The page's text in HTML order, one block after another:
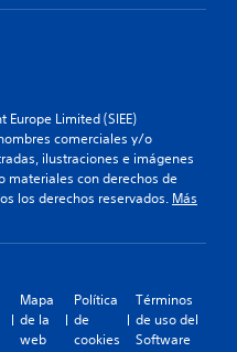
Limited (SIEE)
comerciales y/o
ilustraciones e imágenes
materiales con derechos de
los derechos reservados. Más
Mapa
de la
web
Política
de
cookies
Términos
de uso del
Software